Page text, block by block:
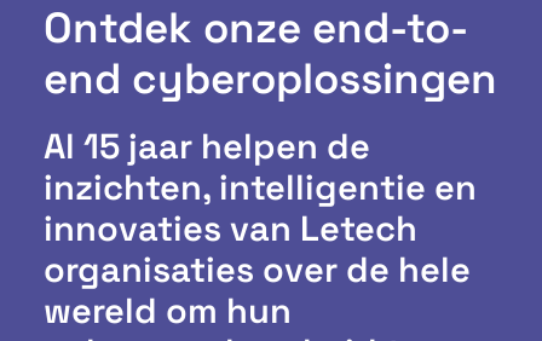
Ontdek onze end-to-
end cyberoplossingen
Al 15 jaar helpen de
inzichten, intelligentie en
innovaties van Letech
organisaties over de hele
wereld om hun